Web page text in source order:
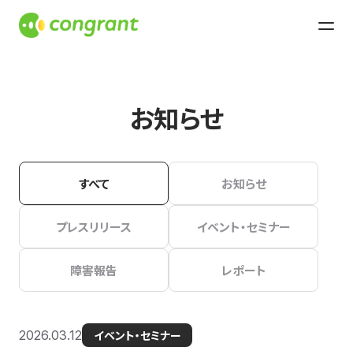
お知らせ
すべて お知らせ
プレスリリース イベント・セミナー
障害報告 レポート
2026.03.12 イベント・セミナー